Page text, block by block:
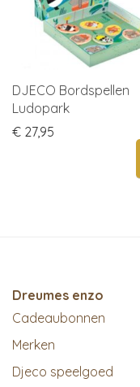
DJECO Bordspellen
Ludopark
€ 27,95
Dreumes enzo
Cadeaubonnen
Merken
Djeco speelgoed